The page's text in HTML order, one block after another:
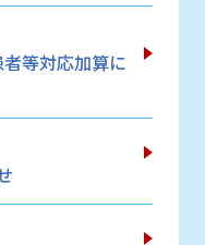
等対応加算に